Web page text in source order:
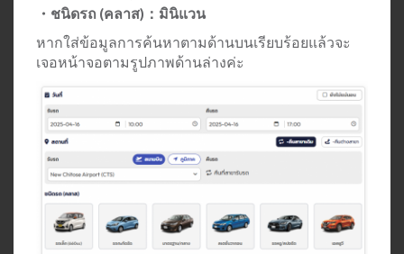
・ชนิดรถ (คลาส)：มินิแวน
หากใส่ข้อมูลการค้นหาตามด้านบนเรียบร้อยแล้วจะ
เจอหน้าจอตามรูปภาพด้านล่างค่ะ